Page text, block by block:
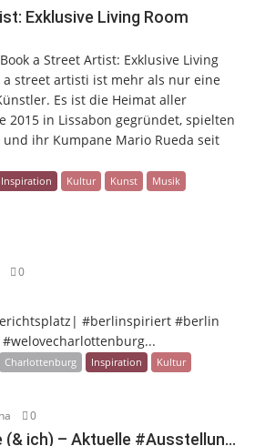
Exklusive Living Room
a Street Artist: Exklusive Living
a street artisti ist mehr als nur eine
Es ist die Heimat aller
2015 in Lissabon gegründet, spielten
ihr Kumpane Mario Rueda seit
Inspiration Kultur Kunst
Musik
0
#berlinspiriert #berlin
Charlottenburg Inspiration Kultur
0
(& ich) – Aktuelle #Ausstellun…